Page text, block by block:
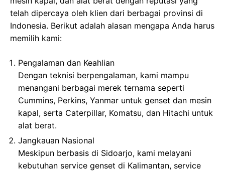
telah dipercaya oleh klien dari berbagai provinsi di
Indonesia. Berikut adalah alasan mengapa Anda harus
memilih kami:
Pengalaman dan Keahlian
Dengan teknisi berpengalaman, kami mampu
menangani berbagai merek ternama seperti
Cummins, Perkins, Yanmar untuk genset dan mesin
kapal, serta Caterpillar, Komatsu, dan Hitachi untuk
alat berat.
Jangkauan Nasional
Meskipun berbasis di Sidoarjo, kami melayani
kebutuhan service genset di Kalimantan, service